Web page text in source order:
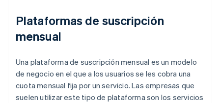
Plataformas de suscripción
mensual
Una plataforma de suscripción mensual es un modelo
de negocio en el que a los usuarios se les cobra una
cuota mensual fija por un servicio. Las empresas que
suelen utilizar este tipo de plataforma son los servicios